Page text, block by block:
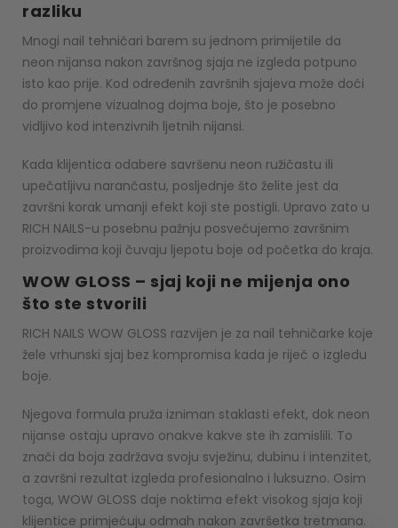
razliku
Mnogi nail tehničari barem su jednom primijetile da
neon nijansa nakon završnog sjaja ne izgleda potpuno
isto kao prije. Kod određenih završnih sjajeva može doći
do promjene vizualnog dojma boje, što je posebno
vidljivo kod intenzivnih ljetnih nijansi.
Kada klijentica odabere savršenu neon ružičastu ili
upečatljivu narančastu, posljednje što želite jest da
završni korak umanji efekt koji ste postigli. Upravo zato u
RICH NAILS-u posebnu pažnju posvećujemo završnim
proizvodima koji čuvaju ljepotu boje od početka do kraja.
WOW GLOSS – sjaj koji ne mijenja ono
što ste stvorili
RICH NAILS WOW GLOSS razvijen je za nail tehničarke koje
žele vrhunski sjaj bez kompromisa kada je riječ o izgledu
boje.
Njegova formula pruža izniman staklasti efekt, dok neon
nijanse ostaju upravo onakve kakve ste ih zamislili. To
znači da boja zadržava svoju svježinu, dubinu i intenzitet,
a završni rezultat izgleda profesionalno i luksuzno. Osim
toga, WOW GLOSS daje noktima efekt visokog sjaja koji
klijentice primjećuju odmah nakon završetka tretmana.